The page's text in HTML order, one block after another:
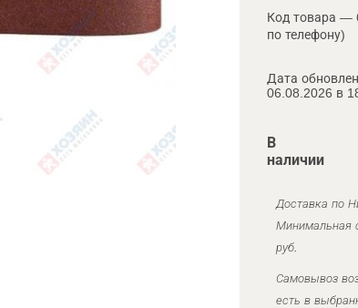
Код товара —
по телефону)
Дата
06.08.2026 в
В
наличии
Доставка по
Минимальная
руб.
Самовывоз
есть в